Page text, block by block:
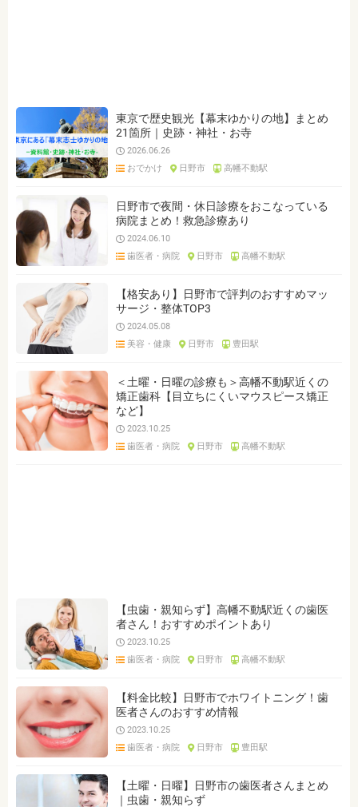
東京で歴史観光【幕末ゆかりの地】まとめ
21箇所｜史跡・神社・お寺
2026.06.26
おでかけ
日野市 高幡不動駅
日野市で夜間・休日診療をおこなっている
病院まとめ！救急診療あり
2024.06.10
歯医者・病院
日野市 高幡不動駅
【格安あり】日野市で評判のおすすめマッ
サージ・整体TOP3
2024.05.08
美容・健康
日野市 豊田駅
＜土曜・日曜の診療も＞高幡不動駅近くの
矯正歯科【目立ちにくいマウスピース矯正
など】
2023.10.25
歯医者・病院
日野市 高幡不動駅
【虫歯・親知らず】高幡不動駅近くの歯医
者さん！おすすめポイントあり
2023.10.25
歯医者・病院
日野市 高幡不動駅
【料金比較】日野市でホワイトニング！歯
医者さんのおすすめ情報
2023.10.25
歯医者・病院
日野市 豊田駅
【土曜・日曜】日野市の歯医者さんまとめ
｜虫歯・親知らず